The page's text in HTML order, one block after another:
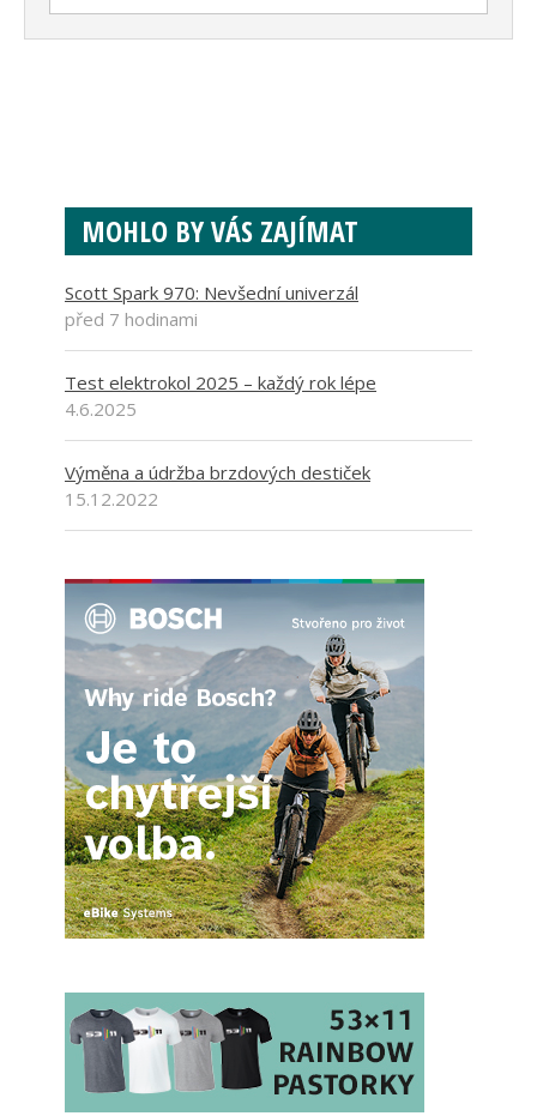
MOHLO BY VÁS ZAJÍMAT
Scott Spark 970: Nevšední univerzál
před 7 hodinami
Test elektrokol 2025 – každý rok lépe
4.6.2025
Výměna a údržba brzdových destiček
15.12.2022